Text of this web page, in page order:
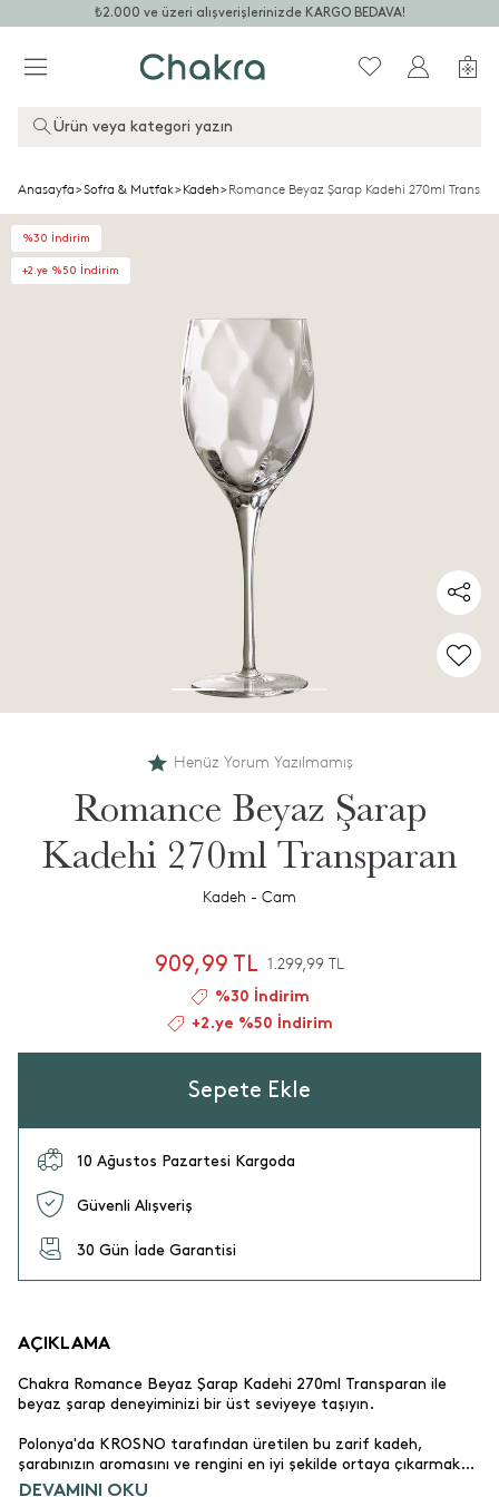
₺2.000 ve üzeri alışverişlerinizde KARGO BEDAVA!
Ürün veya kategori yazın
Anasayfa>Sofra & Mutfak>Kadeh>Romance Beyaz Şarap Kadehi 270ml
%30 İndirim
+2.ye %50 İndirim
Henüz Yorum Yazılmamış
Romance Beyaz Şarap
Kadehi 270ml Transparan
Kadeh - Cam
909,99 TL 1.299,99 TL
%30 İndirim
+2.ye %50 İndirim
Sepete Ekle
10 Ağustos Pazartesi Kargoda
Güvenli Alışveriş
30 Gün İade Garantisi
AÇIKLAMA
Chakra Romance Beyaz Şarap Kadehi 270ml Transparan ile
beyaz şarap deneyiminizi bir üst seviyeye taşıyın.
Polonya'da KROSNO tarafından üretilen bu zarif kadeh,
şarabınızın aromasını ve rengini en iyi şekilde ortaya çıkarmak
için özel olarak tasarlanmıştır. 270ml hacmi, ideal servis miktarı
DEVAMINI OKU